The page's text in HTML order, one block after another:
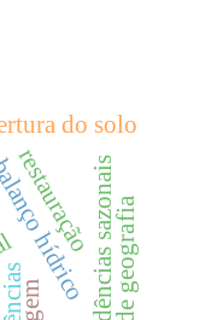
do solo
hídricotendências sazonais
restauração